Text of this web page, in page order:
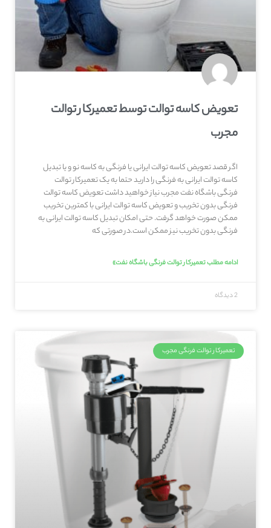
تعویض کاسه توالت توسط تعمیرکار توالت
مجرب
اگر قصد تعویض کاسه توالت ایرانی یا فرنگی به کاسه نو و یا تبدیل
کاسه توالت ایرانی به فرنگی را دارید حتما به یک تعمیرکار توالت
فرنگی باشگاه نفت مجرب نیاز خواهید داشت تعویض کاسه توالت
فرنگی بدون تخریب و تعویض کاسه توالت ایرانی با کمترین تخریب
ممکن صورت خواهد گرفت. حتی امکان تبدیل کاسه توالت ایرانی به
فرنگی بدون تخریب نیز ممکن است.در صورتی که
ادامه مطلب تعمیرکار توالت فرنگی باشگاه نفت»
2 دیدگاه
تعمیرکار توالت فرنگی مجرب